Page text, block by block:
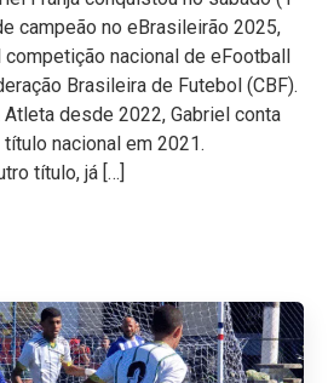
campeão no eBrasileirão 2025,
competição nacional de eFootball
Brasileira de Futebol (CBF).
desde 2022, Gabriel conta
nacional em 2021.
título, já […]